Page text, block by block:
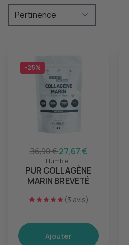
−25%
36,90 €27,67 €
Humble+
PUR COLLAGÈNE
MARIN BREVETÉ
(3 avis)
Ajouter